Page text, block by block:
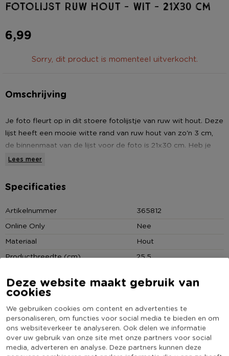
Deze website maakt gebruik van
cookies
We gebruiken cookies om content en advertenties te
personaliseren, om functies voor social media te bieden en om
ons websiteverkeer te analyseren. Ook delen we informatie
over uw gebruik van onze site met onze partners voor social
media, adverteren en analyse. Deze partners kunnen deze
Fotolijst ruw hout - wit - 21x30 cm
6,99
Sorry, dit product is momenteel uitverkocht.
Omschrijving
Je foto fleurt op in dit stoere fotolijstje van ruw wit hout. Deze
lijst heeft een mooie witte rand van ruw hout van zo'n 3 cm,
de binnenmaat van de lijst voor de foto is 21x30 cm. Heb je
meerdere mooie foto's, bekijk dan ook de andere afmetingen
al je favoriete momenten. De buitenafmeting van deze lijst is
25.5x34.5 cm.
* Buitenafmeting: 25.5x34.5 cm
* Verkrijgbaar in verschillende formaten
Lees meer
Specificaties
Artikelnummer
365812
Online Only
Nee
Materiaal
Hout
Productbreedte (cm)
25.5
Productlengte (cm)
34.5
Duurzaamheidsscore
(Nog) geen score
bekend